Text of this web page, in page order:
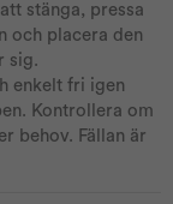
stänga, pressa
och placera den
sig.
enkelt fri igen
Kontrollera om
behov. Fällan är